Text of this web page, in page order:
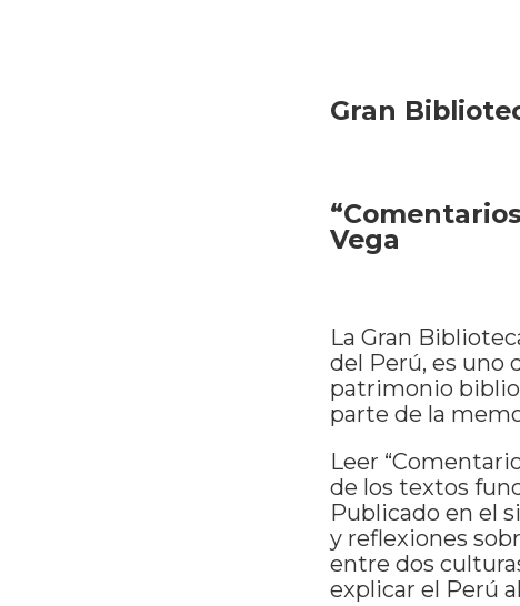
Gran
Vega
La Gran
del Perú, es uno
patrimonio
parte de la
Leer
de los textos
Publicado en el
y reflexiones
entre dos
explicar el Perú